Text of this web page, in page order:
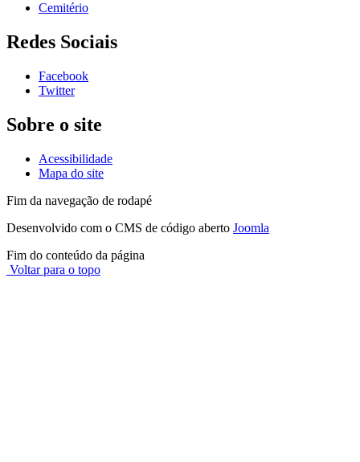
Cemitério
Redes Sociais
Facebook
Twitter
Sobre o site
Acessibilidade
Mapa do site
Fim da navegação de rodapé
Desenvolvido com o CMS de código aberto Joomla
Fim do conteúdo da página
Voltar para o topo